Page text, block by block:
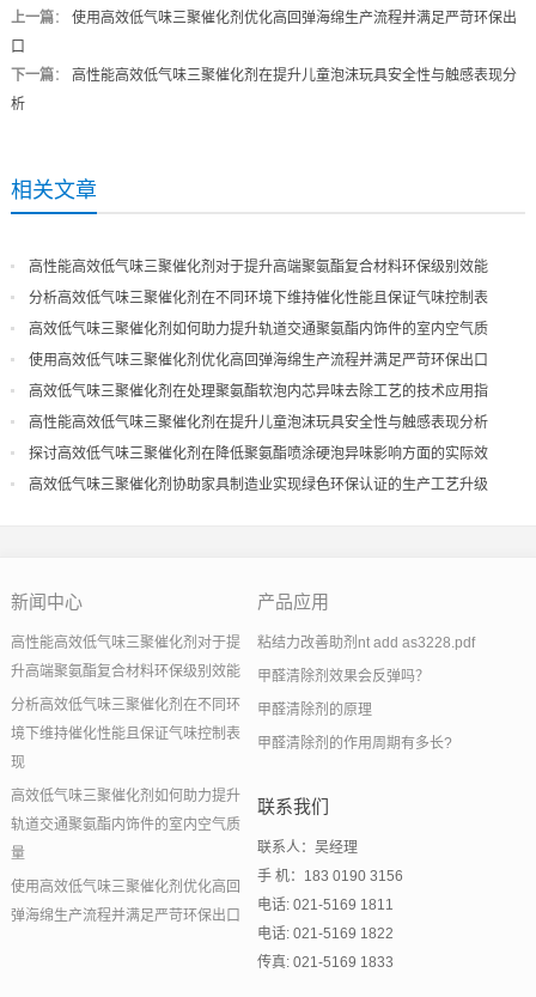
上一篇： 使用高效低气味三聚催化剂优化高回弹海绵生产流程并满足严苛环保出
口
下一篇： 高性能高效低气味三聚催化剂在提升儿童泡沫玩具安全性与触感表现分
析
相关文章
高性能高效低气味三聚催化剂对于提升高端聚氨酯复合材料环保级别效能
分析高效低气味三聚催化剂在不同环境下维持催化性能且保证气味控制表
现
高效低气味三聚催化剂如何助力提升轨道交通聚氨酯内饰件的室内空气质
量
使用高效低气味三聚催化剂优化高回弹海绵生产流程并满足严苛环保出口
高效低气味三聚催化剂在处理聚氨酯软泡内芯异味去除工艺的技术应用指
导
高性能高效低气味三聚催化剂在提升儿童泡沫玩具安全性与触感表现分析
探讨高效低气味三聚催化剂在降低聚氨酯喷涂硬泡异味影响方面的实际效
果
高效低气味三聚催化剂协助家具制造业实现绿色环保认证的生产工艺升级
新闻中心
高性能高效低气味三聚催化剂对于提
升高端聚氨酯复合材料环保级别效能
分析高效低气味三聚催化剂在不同环
境下维持催化性能且保证气味控制表
现
高效低气味三聚催化剂如何助力提升
轨道交通聚氨酯内饰件的室内空气质
量
使用高效低气味三聚催化剂优化高回
弹海绵生产流程并满足严苛环保出口
产品应用
粘结力改善助剂nt add as3228.pdf
甲醛清除剂效果会反弹吗？
甲醛清除剂的原理
甲醛清除剂的作用周期有多长?
联系我们
联系人：吴经理
手 机：183 0190 3156
电话: 021-5169 1811
电话: 021-5169 1822
传真: 021-5169 1833